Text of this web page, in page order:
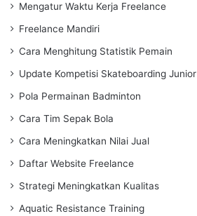
Mengatur Waktu Kerja Freelance
Freelance Mandiri
Cara Menghitung Statistik Pemain
Update Kompetisi Skateboarding Junior
Pola Permainan Badminton
Cara Tim Sepak Bola
Cara Meningkatkan Nilai Jual
Daftar Website Freelance
Strategi Meningkatkan Kualitas
Aquatic Resistance Training